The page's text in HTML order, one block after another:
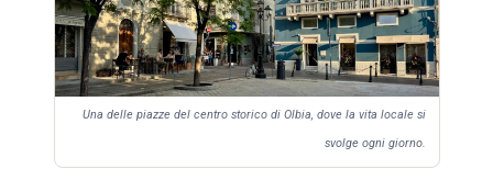
Una delle piazze del centro storico di Olbia, dove la vita locale si
svolge ogni giorno.